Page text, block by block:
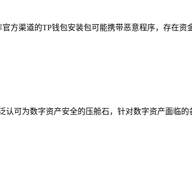
方渠道的TP钱包安装包可能携带恶意程序，存在资
可为数字资产安全的压舱石，针对数字资产面临